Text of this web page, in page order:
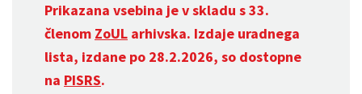
Prikazana vsebina je v skladu s 33.
členom ZoUL arhivska. Izdaje uradnega
lista, izdane po 28.2.2026, so dostopne
na PISRS.